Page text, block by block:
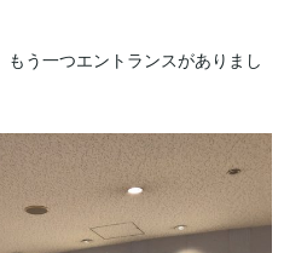
う一つエントランスがありまし